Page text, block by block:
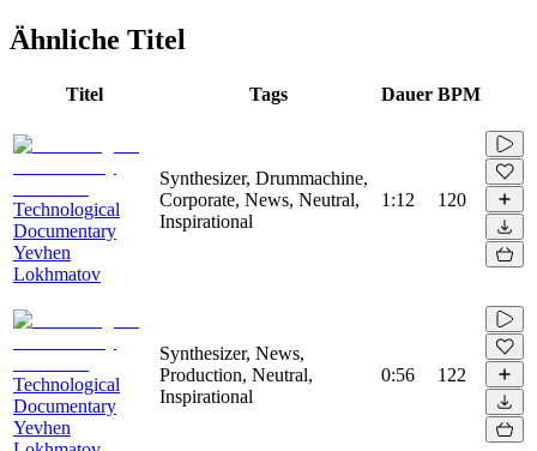
Ähnliche Titel
Titel Tags Dauer BPM
Technological
Documentary
Yevhen
Lokhmatov
Synthesizer, Drummachine,
Corporate, News, Neutral,
Inspirational
1:12 120
Technological
Documentary
Yevhen
Synthesizer, News,
Production, Neutral,
Inspirational
0:56 122